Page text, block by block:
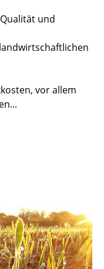
und
vor allem